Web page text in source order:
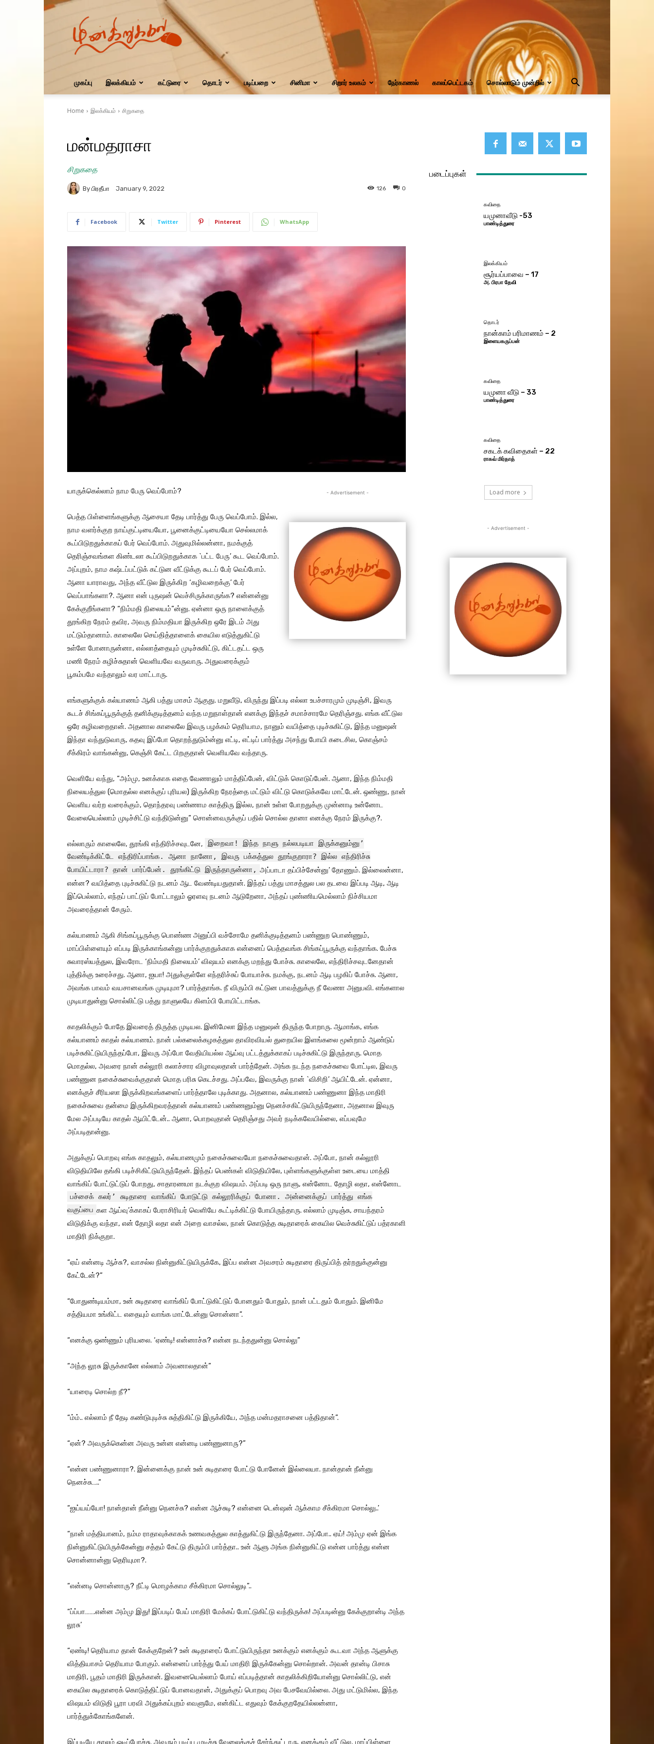
மின்கிறுக்கல்
முகப்பு இலக்கியம் கட்டுரை தொடர் படிப்பறை சினிமா சிறார் உலகம் நேர்காணல் காலப்பெட்டகம் சொல்லாடும் முன்றில்
Home இலக்கியம் சிறுகதை
மன்மதராசா
சிறுகதை
By பிரதீபா January 9, 2022 0
126
Facebook Twitter Pinterest WhatsApp
- Advertisement -
யாருக்கெல்லாம் நாம பேரு வெப்போம்?
பெத்த பிள்ளைங்களுக்கு ஆசையா தேடி பார்த்து பேரு வெப்போம். இல்ல,
நாம வளர்க்குற நாய்குட்டியையோ, பூனைக்குட்டியையோ செல்லமாக்
கூப்பிடுறதுக்காகப் பேர் வெப்போம். அதுவுமில்லன்னா, நமக்குத்
தெரிஞ்சவங்கள கிண்டலா கூப்பிடுறதுக்காக `பட்ட பேரு’ கூட வெப்போம்.
அப்புறம், நாம கஷ்டப்பட்டுக் கட்டுன வீட்டுக்கு கூடப் பேர் வெப்போம்.
ஆனா யாராவது, அந்த வீட்டுல இருக்கிற ‘கழிவறைக்கு’ பேர்
வெப்பாங்களா?. ஆனா என் புருஷன் வெச்சிருக்காருங்க? என்னன்னு
கேக்குறீங்களா? “நிம்மதி நிலையம்”ன்னு. ஏன்னா ஒரு நாளைக்குத்
தூங்கிற நேரம் தவிர, அவரு நிம்மதியா இருக்கிற ஒரே இடம் அது
மட்டும்தானாம். காலைலே செய்தித்தாளைக் கையில எடுத்துகிட்டு
உள்ளே போனாருன்னா, எல்லாத்தையும் முடிச்சுகிட்டு, கிட்டதட்ட ஒரு
மணி நேரம் கழிச்சுதான் வெளியவே வருவாரு. அதுவரைக்கும்
பூகம்பமே வந்தாலும் வர மாட்டாரு.
எங்களுக்குக் கல்யாணம் ஆகி பத்து மாசம் ஆகுது. மறுவீடு, விருந்து இப்படி எல்லா உபச்சாரமும் முடிஞ்சி, இவரு
கூடச் சிங்கப்பூருக்குத் தனிக்குடித்தனம் வந்த மறுநாள்தான் எனக்கு இந்தச் சமாச்சாரமே தெரிஞ்சது. எங்க வீட்டுல
ஒரே கழிவறைதான். அதனால காலைலே இவரு பழக்கம் தெரியாம, நானும் வயித்தை புடிச்சுகிட்டு, இந்த மனுஷன்
இந்தா வந்துடுவாரு, கதவு இப்போ தொறந்துடும்ன்னு எட்டி, எட்டிப் பார்த்து அசந்து போயி கடைசில, கொஞ்சம்
சீக்கிரம் வாங்கன்னு, கெஞ்சி கேட்ட பிறகுதான் வெளியவே வந்தாரு.
வெளியே வந்து, “அம்மு, உனக்காக எதை வேணாலும் மாத்திப்பேன், விட்டுக் கொடுப்பேன். ஆனா, இந்த நிம்மதி
நிலையத்துல (மொதல்ல எனக்குப் புரியல) இருக்கிற நேரத்தை மட்டும் விட்டு கொடுக்கவே மாட்டேன். ஒண்ணு, நான்
வெளிய வர்ற வரைக்கும், தொந்தரவு பண்ணாம காத்திரு இல்ல, நான் உள்ள போறதுக்கு முன்னாடி உன்னோட
வேலையெல்லாம் முடிச்சிட்டு வந்திடுன்னு” சொன்னவருக்குப் பதில் சொல்ல தானா எனக்கு நேரம் இருக்கு?.
எல்லாரும் காலைலே, தூங்கி எந்திரிச்சவுடனே,
இறைவா! இந்த நாளு நல்லபடியா இருக்கனும்னு’
வேண்டிக்கிட்டே எந்திரிப்பாங்க. ஆனா நானோ, இவரு பக்கத்துல தூங்குறாரா? இல்ல எந்திரிச்சு
போயிட்டாரா? தான் பார்ப்பேன். தூங்கிட்டு இருந்தாருன்னா, அப்பாடா தப்பிச்சேன்னு’ தோணும். இல்லைன்னா,
என்ன? வயித்தை புடிச்சுகிட்டு நடனம் ஆட வேண்டியதுதான். இந்தப் பத்து மாசத்துல பல தடவை இப்படி ஆடி, ஆடி
இப்பெல்லாம், எந்தப் பாட்டுப் போட்டாலும் ஓரளவு நடனம் ஆடுறேனா, அந்தப் புண்ணியமெல்லாம் நிச்சியமா
அவரைத்தான் சேரும்.
கல்யாணம் ஆகி சிங்கப்பூருக்கு பொண்ண அனுப்பி வச்சோமே தனிக்குடித்தனம் பண்ணுற பொண்ணும்,
மாப்பிள்ளையும் எப்படி இருக்காங்கன்னு பார்க்குறதுக்காக என்னைப் பெத்தவங்க சிங்கப்பூருக்கு வந்தாங்க. பேச்சு
சுவாரஸ்யத்துல, இவரோட ‘நிம்மதி நிலையம்’ விஷயம் எனக்கு மறந்து போச்சு. காலைலே, எந்திரிச்சவுடனேதான்
புத்திக்கு உரைச்சது. ஆனா, ஐயா! அதுக்குள்ளே எந்தரிச்சுப் போயாச்சு. நமக்கு, நடனம் ஆடி பழகிப் போச்சு. ஆனா,
அவங்க பாவம் வயசானவங்க முடியுமா? பார்த்தாங்க. நீ விரும்பி கட்டுன பாவத்துக்கு நீ வேணா அனுபவி. எங்களால
முடியாதுன்னு சொல்லிட்டு பத்து நாளுலயே கிளம்பி போயிட்டாங்க.
காதலிக்கும் போதே இவரைத் திருத்த முடியல. இனிமேலா இந்த மனுஷன் திருந்த போறாரு. ஆமாங்க, எங்க
கல்யாணம் காதல் கல்யாணம். நான் பல்கலைக்கழகத்துல தாவிரவியல் துறையில இளங்கலை மூன்றாம் ஆண்டுப்
படிச்சுகிட்டுயிருந்தப்போ, இவரு அப்போ வேதியியல்ல ஆய்வு பட்டத்துக்காகப் படிச்சுகிட்டு இருந்தாரு. மொத
மொதல்ல, அவரை நான் கல்லூரி கலாச்சார விழாவுலதான் பார்த்தேன். அங்க நடந்த நகைச்சுவை போட்டில, இவரு
பண்ணுன நகைச்சுவைக்குதான் மொத பரிசு கெடச்சது. அப்பவே, இவருக்கு நான் `விசிறி’ ஆயிட்டேன். ஏன்னா,
எனக்குச் சீரியஸா இருக்கிறவங்களைப் பார்த்தாலே புடிக்காது. அதனால, கல்யாணம் பண்ணுனா இந்த மாதிரி
நகைச்சுவை தன்மை இருக்கிறவரத்தான் கல்யாணம் பண்ணனும்னு நெனச்சகிட்டுயிருந்தேனா, அதனால இவுரு
மேல அப்படியே காதல் ஆயிட்டேன்.. ஆனா, பொறவுதான் தெரிஞ்சது அவர் நடிக்கவேயில்லை, எப்பவுமே
அப்படிதான்னு.
அதுக்குப் பொறவு எங்க காதலும், கல்யாணமும் நகைச்சுவையோ நகைச்சுவைதான். அப்போ, நான் கல்லூரி
விடுதியிலே தங்கி படிச்சிகிட்டுயிருந்தேன். இந்தப் பெண்கள் விடுதியிலே, புள்ளங்களுக்குள்ள உடையை மாத்தி
வாங்கிப் போட்டுட்டுப் போறது, சாதாரணமா நடக்குற விஷயம். அப்படி ஒரு நாளு, என்னோட தோழி லதா, என்னோட
பச்சைக் கலர்’ சுடிதாரை வாங்கிப் போடுட்டு கல்லூரிக்குப் போனா. அன்னைக்குப் பார்த்து எங்க
வகுப்பை கள ஆய்வு’க்காகப் பேராசிரியர் வெளியே கூட்டிக்கிட்டு போயிருந்தாரு. எல்லாம் முடிஞ்சு, சாயந்தரம்
விடுதிக்கு வந்தா, என் தோழி லதா என் அறை வாசல்ல, நான் கொடுத்த சுடிதாரைக் கையில வெச்சுகிட்டுப் பத்ரகாளி
மாதிரி நிக்குறா.
“ஏய் என்னடி ஆச்சு?, வாசல்ல நின்னுகிட்டுயிருக்கே, இப்ப என்ன அவசரம் சுடிதாரை திருப்பித் தர்றதுக்குன்னு
கேட்டேன்?”
“போதுண்டியம்மா, உன் சுடிதாரை வாங்கிப் போட்டுகிட்டுப் போனதும் போதும், நான் பட்டதும் போதும். இனிமே
சத்தியமா உங்கிட்ட எதையும் வாங்க மாட்டேன்னு சொன்னா”.
“எனக்கு ஒண்ணும் புரியலை. ‘ஏண்டி! என்னாச்சு? என்ன நடந்ததுன்னு சொல்லு”
“அந்த லூசு இருக்கானே எல்லாம் அவனாலதான்”
“யாரைடி சொல்ற நீ?”
“ம்ம்.. எல்லாம் நீ தேடி கண்டுபுடிச்சு சுத்திகிட்டு இருக்கியே, அந்த மன்மதராசனை பத்திதான்”.
“ஏன்? அவருக்கென்ன அவரு உன்ன என்னடி பண்ணுனாரு?”
“என்ன பண்ணுனாரா?. இன்னைக்கு நான் உன் சுடிதாரை போட்டு போனேன் இல்லையா. நான்தான் நீன்னு
நெனச்சு…..”
“ஐய்யய்யோ! நான்தான் நீன்னு நெனச்சு? என்ன ஆச்சுடி? என்னை டென்ஷன் ஆக்காம சீக்கிரமா சொல்லு..’
“நான் மத்தியானம், நம்ம ராதாவுக்காகக் உணவகத்துல காத்துகிட்டு இருந்தேனா. அப்போ.. ஏய்! அம்மு ஏன் இங்க
நின்னுகிட்டுயிருக்கேன்னு சத்தம் கேட்டு திரும்பி பார்த்தா.. உன் ஆளு அங்க நின்னுகிட்டு என்ன பார்த்து என்ன
சொன்னான்னு தெரியுமா?.
“என்னடி சொன்னாரு? நீட்டி மொழக்காம சீக்கிரமா சொல்லுடி”..
“ப்ப்பா…….என்ன அம்மு இது! இப்படிப் பேய் மாதிரி மேக்கப் போட்டுகிட்டு வந்திருக்க! அப்படின்னு கேக்குறான்டி அந்த
லூசு’
“ஏண்டி! தெரியாம தான் கேக்குறேன்? உன் சுடிதாரைப் போட்டுயிருந்தா உனக்கும் எனக்கும் கூடவா அந்த ஆளுக்கு
வித்தியாசம் தெரியாம போகும். என்னைப் பார்த்து பேய் மாதிரி இருக்கேன்னு சொல்றான். அவன் தான்டி பிசாசு
மாதிரி, பூதம் மாதிரி இருக்கான். இவனையெல்லாம் போய் எப்படித்தான் காதலிக்கிறியோன்னு சொல்லிட்டு, என்
கையில சுடிதாரைக் கொடுத்திட்டுப் போனவதான், அதுக்குப் பொறவு அவ பேசவேயில்லை. அது மட்டுமில்ல, இந்த
விஷயம் விடுதி பூரா பரவி அதுக்கப்புறம் எவளுமே, என்கிட்ட எதுவும் கேக்குறதேயில்லன்னா,
பார்த்துக்கோங்களேன்.
இப்படியே காலம் ஓடிப்போச்சு. அவரும் படிப்பு முடிச்சு வேலைக்குச் சேர்ந்துட்டாரு. எனக்கும் வீட்டுல, மாப்பிள்ளை
படைப்புகள்
கவிதை
யமுனாவீடு -53
பாண்டித்துரை
இலக்கியம்
சூர்யப்பாவை – 17
அ. பிரபா தேவி
தொடர்
நான்காம் பரிமாணம் – 2
இளையகருப்பன்
கவிதை
யமுனா வீடு – 33
பாண்டித்துரை
கவிதை
சகடக் கவிதைகள் – 22
ராகவ் மிர்தாத்
Load more
- Advertisement -